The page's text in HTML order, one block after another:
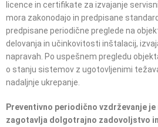
licence in certifikate za izvajanje
mora zakonodajo in predpisane
predpisane periodične preglede na
delovanja in učinkovitosti inštalacij,
napravah. Po uspešnem pregledu
o stanju sistemov z ugotovljenimi
nadaljnje ukrepanje.
Preventivno periodično vzdrževanje
zagotavlja dolgotrajno zadovoljstvo